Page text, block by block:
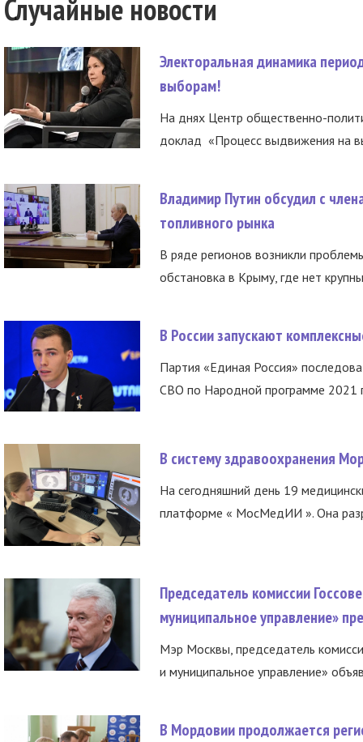
Случайные новости
Электоральная динамика
выборам!
На днях Центр общественно-
доклад «Процесс выдвижения на
Владимир Путин обсудил с
топливного рынка
В ряде регионов возникли
обстановка в Крыму, где нет
В России запускают
Партия «Единая Россия»
СВО по Народной программе 2021
В систему здравоохранения
На сегодняшний день 19
платформе « МосМедИИ ». Она
Председатель комиссии
муниципальное управление»
Мэр Москвы, председатель
и муниципальное управление»
В Мордовии продолжается